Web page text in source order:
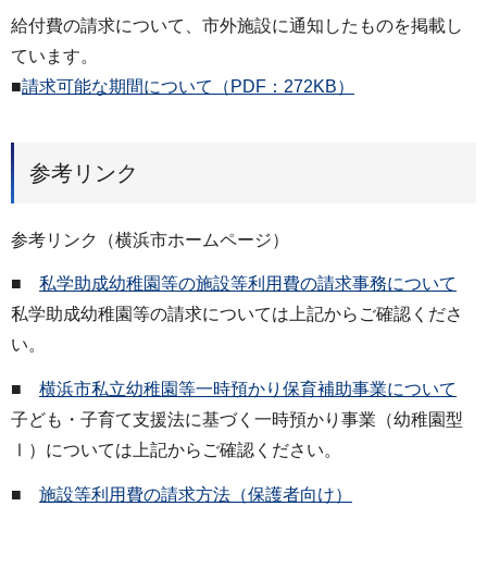
給付費の請求について、市外施設に通知したものを掲載し
ています。
■請求可能な期間について（PDF：272KB）
参考リンク
参考リンク（横浜市ホームページ）
■ 私学助成幼稚園等の施設等利用費の請求事務について
私学助成幼稚園等の請求については上記からご確認くださ
い。
■ 横浜市私立幼稚園等一時預かり保育補助事業について
子ども・子育て支援法に基づく一時預かり事業（幼稚園型
Ⅰ）については上記からご確認ください。
■ 施設等利用費の請求方法（保護者向け）